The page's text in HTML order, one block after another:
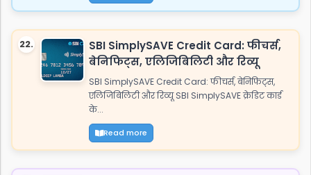
22.
SBI SimplySAVE Credit Card: फीचर्स,
बेनिफिट्स, एलिजिबिलिटी और रिव्यू
SBI SimplySAVE Credit Card: फीचर्स, बेनिफिट्स,
एलिजिबिलिटी और रिव्यू SBI SimplySAVE क्रेडिट कार्ड
के...
Read more